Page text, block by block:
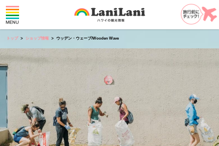
トップ ショップ情報 ウッデン・ウェーブ/Wooden Wave